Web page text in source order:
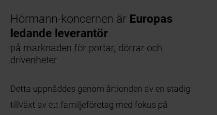
Hörmann-koncernen är Europas
ledande leverantör
på marknaden för portar, dörrar och
drivenheter
Detta uppnåddes genom årtionden av en stadig
tillväxt av ett familjeföretag med fokus på